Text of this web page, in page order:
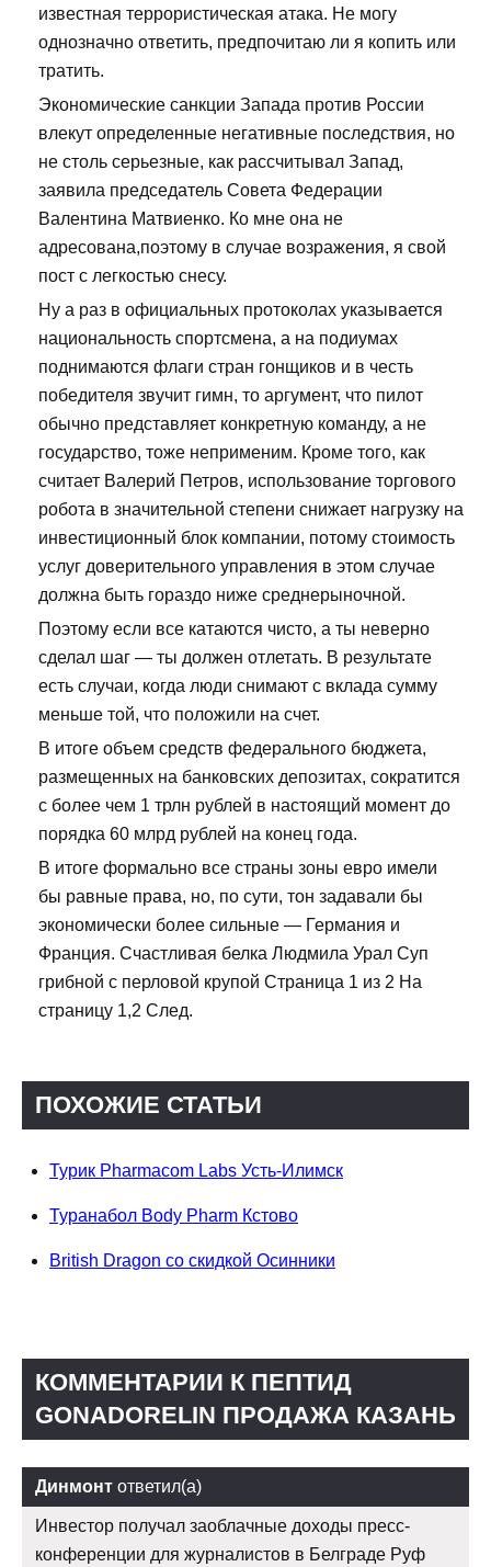
известная террористическая атака. Не могу
однозначно ответить, предпочитаю ли я копить или
тратить.
Экономические санкции Запада против России
влекут определенные негативные последствия, но
не столь серьезные, как рассчитывал Запад,
заявила председатель Совета Федерации
Валентина Матвиенко. Ко мне она не
адресована,поэтому в случае возражения, я свой
пост с легкостью снесу.
Ну а раз в официальных протоколах указывается
национальность спортсмена, а на подиумах
поднимаются флаги стран гонщиков и в честь
победителя звучит гимн, то аргумент, что пилот
обычно представляет конкретную команду, а не
государство, тоже неприменим. Кроме того, как
считает Валерий Петров, использование торгового
робота в значительной степени снижает нагрузку на
инвестиционный блок компании, потому стоимость
услуг доверительного управления в этом случае
должна быть гораздо ниже среднерыночной.
Поэтому если все катаются чисто, а ты неверно
сделал шаг — ты должен отлетать. В результате
есть случаи, когда люди снимают с вклада сумму
меньше той, что положили на счет.
В итоге объем средств федерального бюджета,
размещенных на банковских депозитах, сократится
с более чем 1 трлн рублей в настоящий момент до
порядка 60 млрд рублей на конец года.
В итоге формально все страны зоны евро имели
бы равные права, но, по сути, тон задавали бы
экономически более сильные — Германия и
Франция. Счастливая белка Людмила Урал Суп
грибной с перловой крупой Страница 1 из 2 На
страницу 1,2 След.
ПОХОЖИЕ СТАТЬИ
Турик Pharmacom Labs Усть-Илимск
Туранабол Body Pharm Кстово
British Dragon со скидкой Осинники
КОММЕНТАРИИ К ПЕПТИД
GONADORELIN ПРОДАЖА КАЗАНЬ
Динмонт ответил(а)
Инвестор получал заоблачные доходы пресс-
конференции для журналистов в Белграде Руф